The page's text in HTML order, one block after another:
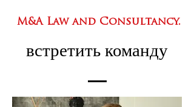
M&A Law and Consultancy.
встретить команду